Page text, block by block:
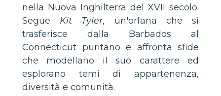
nella Nuova Inghilterra del XVII secolo.
Segue Kit Tyler, un'orfana che si
trasferisce dalla Barbados al
Connecticut puritano e affronta sfide
che modellano il suo carattere ed
esplorano temi di appartenenza,
diversità e comunità.